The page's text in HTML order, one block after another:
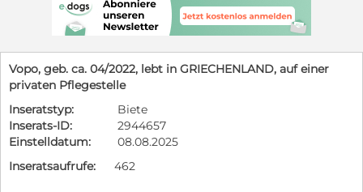
Vopo, geb. ca. 04/2022, lebt in GRIECHENLAND, auf einer
privaten Pflegestelle
Inseratstyp:
Biete
Inserats-ID:
2944657
Einstelldatum:
08.08.2025
Inseratsaufrufe:
462